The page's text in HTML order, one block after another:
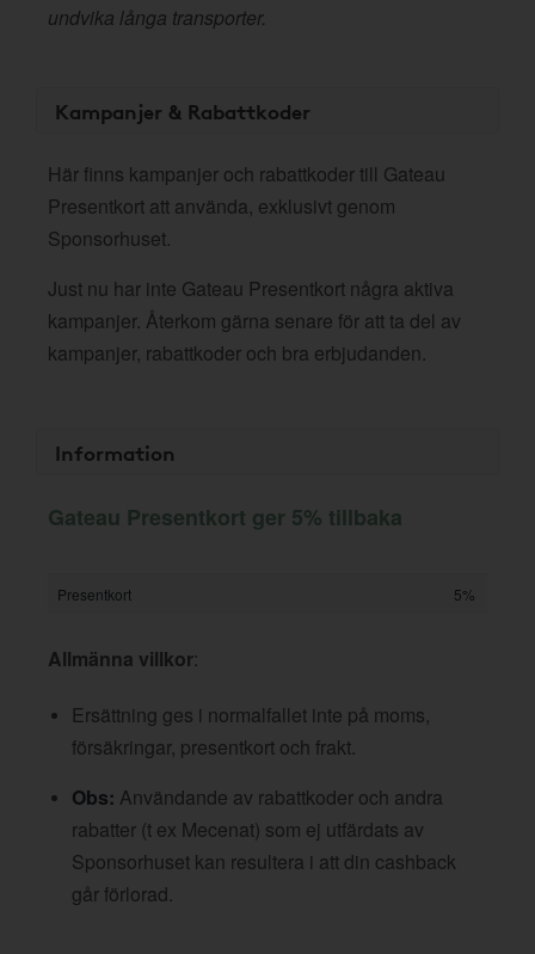
undvika långa transporter.
Kampanjer & Rabattkoder
Här finns kampanjer och rabattkoder till Gateau
Presentkort att använda, exklusivt genom
Sponsorhuset.
Just nu har inte Gateau Presentkort några aktiva
kampanjer. Återkom gärna senare för att ta del av
kampanjer, rabattkoder och bra erbjudanden.
Information
Gateau Presentkort ger 5% tillbaka
Presentkort 5%
Allmänna villkor:
Ersättning ges i normalfallet inte på moms,
försäkringar, presentkort och frakt.
Obs: Användande av rabattkoder och andra
rabatter (t ex Mecenat) som ej utfärdats av
Sponsorhuset kan resultera i att din cashback
går förlorad.